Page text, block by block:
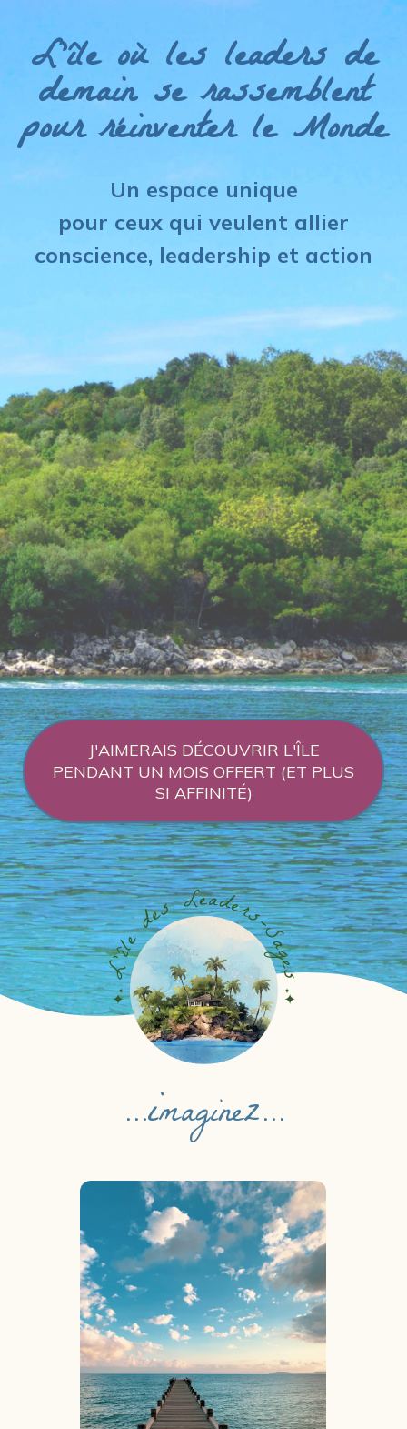
L'île où les leaders de
demain se rassemblent
pourréinventerle Monde
Un espace unique
pour ceux qui veulent allier
conscience, leadership et action
J'AIMERAIS DÉCOUVRIR L'ÎLE
PENDANT UN MOIS OFFERT (ET PLUS
SI AFFINITÉ)
...imaginez...